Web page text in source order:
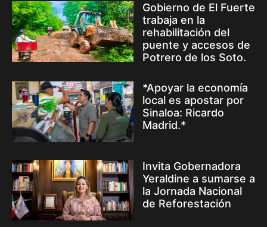
Gobierno de El Fuerte
trabaja en la
rehabilitación del
puente y accesos de
Potrero de los Soto.
*Apoyar la economía
local es apostar por
Sinaloa: Ricardo
Madrid.*
Invita Gobernadora
Yeraldine a sumarse a
la Jornada Nacional
de Reforestación